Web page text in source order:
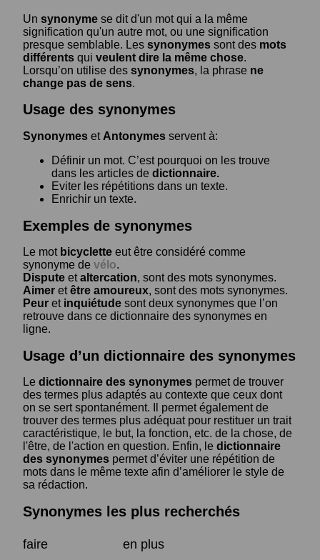
Un synonyme se dit d'un mot qui a la même
signification qu'un autre mot, ou une signification
presque semblable. Les synonymes sont des mots
différents qui veulent dire la même chose.
Lorsqu’on utilise des synonymes, la phrase ne
change pas de sens.
Usage des synonymes
Synonymes et Antonymes servent à:
Définir un mot. C’est pourquoi on les trouve
dans les articles de dictionnaire.
Eviter les répétitions dans un texte.
Enrichir un texte.
Exemples de synonymes
Le mot bicyclette eut être considéré comme
synonyme de vélo.
Dispute etaltercation, sont des mots synonymes.
Aimer etêtre amoureux, sont des mots synonymes.
Peur et inquiétude sont deux synonymes que l’on
retrouve dans ce dictionnaire des synonymes en
ligne.
Usage d’un dictionnaire des synonymes
Le dictionnaire des synonymes permet de trouver
des termes plus adaptés au contexte que ceux dont
on se sert spontanément. Il permet également de
trouver des termes plus adéquat pour restituer un trait
caractéristique, le but, la fonction, etc. de la chose, de
l'être, de l'action en question. Enfin, le dictionnaire
des synonymes permet d’éviter une répétition de
mots dans le même texte afin d’améliorer le style de
sa rédaction.
Synonymes les plus recherchés
faire
en plus